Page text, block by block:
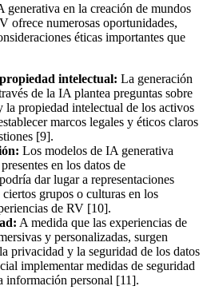
generativa en la creación de mundos
ofrece numerosas oportunidades,
éticas importantes que
intelectual: La generación
de la IA plantea preguntas sobre
la propiedad intelectual de los activos
marcos legales y éticos claros
[9].
Los modelos de IA generativa
en los datos de
dar lugar a representaciones
grupos o culturas en los
de RV [10].
A medida que las experiencias de
y personalizadas, surgen
privacidad y la seguridad de los datos
implementar medidas de seguridad
información personal [11].